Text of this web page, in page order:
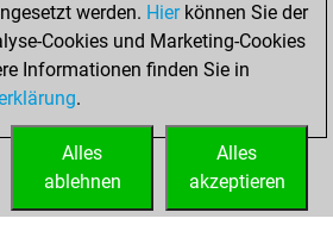
2, 2020
You created
Fritz account
werden. Hierkönnen Sie der
Cookies und Marketing-Cookies
Informationen finden Sie in
.
Alles
akzeptieren
Alles
ablehnen